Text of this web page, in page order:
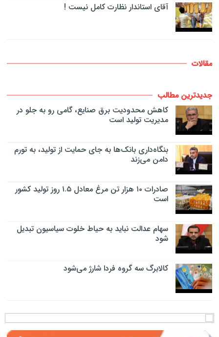
آقای استاندار نظارت کامل نیست !
مقالات
جدیدترین مطالب
کاهش محدودیت برق صنایع، گامی رو به جلو در
مدیریت تولید است
بنگاه‌داری بانک‌ها به جای حمایت از تولید، به تورم
دامن می‌زند
صادرات ۱۰ هزار تن مرغ معادل ۱.۵ روز تولید کشور
است
سهام عدالت نباید به حیاط خلوت سیاسیون تبدیل
شود
کالابرگ سه گروه فردا شارژ می‌شود